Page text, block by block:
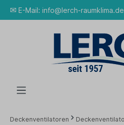
✉ E-Mail: info@lerch-raumklima.de
Deckenventilatoren